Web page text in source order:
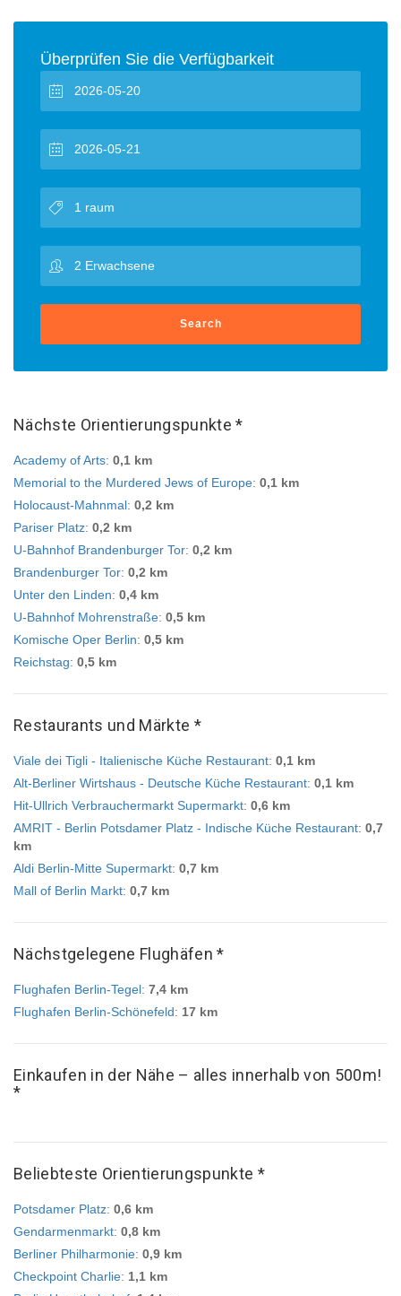
Überprüfen Sie die Verfügbarkeit
Search
Nächste Orientierungspunkte *
Academy of Arts: 0,1 km
Memorial to the Murdered Jews of Europe: 0,1 km
Holocaust-Mahnmal: 0,2 km
Pariser Platz: 0,2 km
U-Bahnhof Brandenburger Tor: 0,2 km
Brandenburger Tor: 0,2 km
Unter den Linden: 0,4 km
U-Bahnhof Mohrenstraße: 0,5 km
Komische Oper Berlin: 0,5 km
Reichstag: 0,5 km
Restaurants und Märkte *
Viale dei Tigli - Italienische Küche Restaurant: 0,1 km
Alt-Berliner Wirtshaus - Deutsche Küche Restaurant: 0,1 km
Hit-Ullrich Verbrauchermarkt Supermarkt: 0,6 km
AMRIT - Berlin Potsdamer Platz - Indische Küche Restaurant: 0,7
km
Aldi Berlin-Mitte Supermarkt: 0,7 km
Mall of Berlin Markt: 0,7 km
Nächstgelegene Flughäfen *
Flughafen Berlin-Tegel: 7,4 km
Flughafen Berlin-Schönefeld: 17 km
Einkaufen in der Nähe – alles innerhalb von 500m!
*
Beliebteste Orientierungspunkte *
Potsdamer Platz: 0,6 km
Gendarmenmarkt: 0,8 km
Berliner Philharmonie: 0,9 km
Checkpoint Charlie: 1,1 km